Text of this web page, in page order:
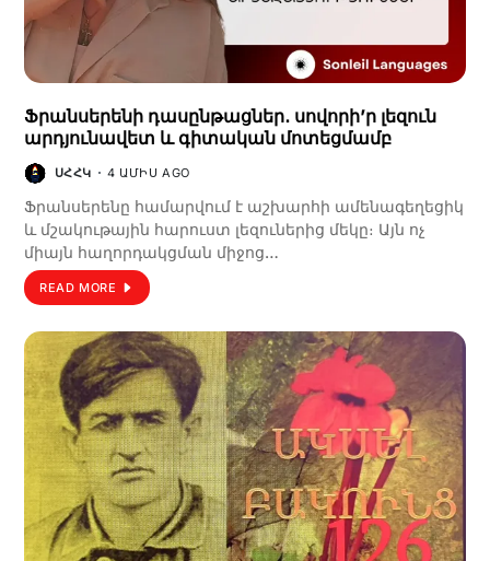
Ֆրանսերենի դասընթացներ․ սովորի’ր լեզուն
արդյունավետ և գիտական մոտեցմամբ
ՍՀՀԿ 4 ԱՄԻՍ AGO
Ֆրանսերենը համարվում է աշխարհի ամենագեղեցիկ
և մշակութային հարուստ լեզուներից մեկը։ Այն ոչ
միայն հաղորդակցման միջոց…
READ MORE